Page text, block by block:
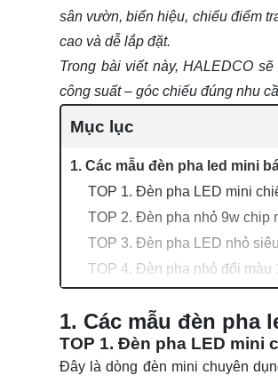
sân vườn, biển hiệu, chiếu điểm
cao và dễ lắp đặt.
Trong bài viết này, HALEDCO
công suất – góc chiếu đúng nhu
Mục lục
1. Các mẫu đèn pha led mini
TOP 1. Đèn pha LED mini
TOP 2. Đèn pha nhỏ 9w chip
TOP 3. Đèn pha LED nhỏ
TOP 4. Đèn pha nhỏ đổi màu
TOP 6. Đèn pha mini chiếu
TOP 7. Đèn pha nhỏ chiếu
TOP 8. Đèn pha LED nhỏ
1. Các mẫu đèn pha
TOP 1. Đèn pha LED mini
Đây là dòng đèn mini chuyên